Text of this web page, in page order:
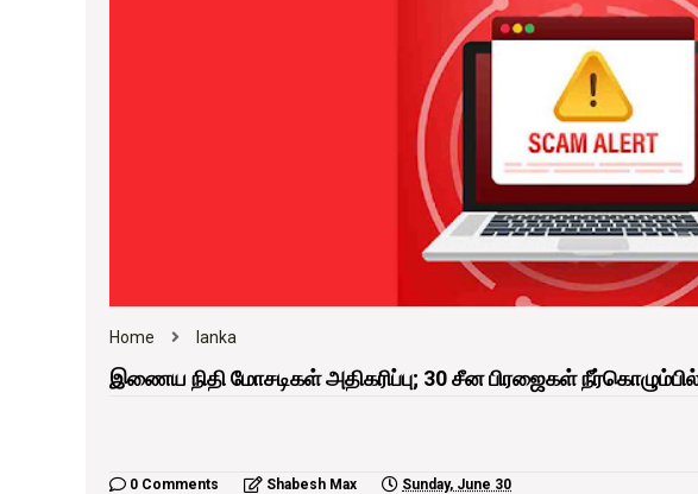
Home lanka
இணைய நிதி மோசடிகள் அதிகரிப்பு; 30 சீன பிரஜைகள்
0 Comments Shabesh Max Sunday, June 30